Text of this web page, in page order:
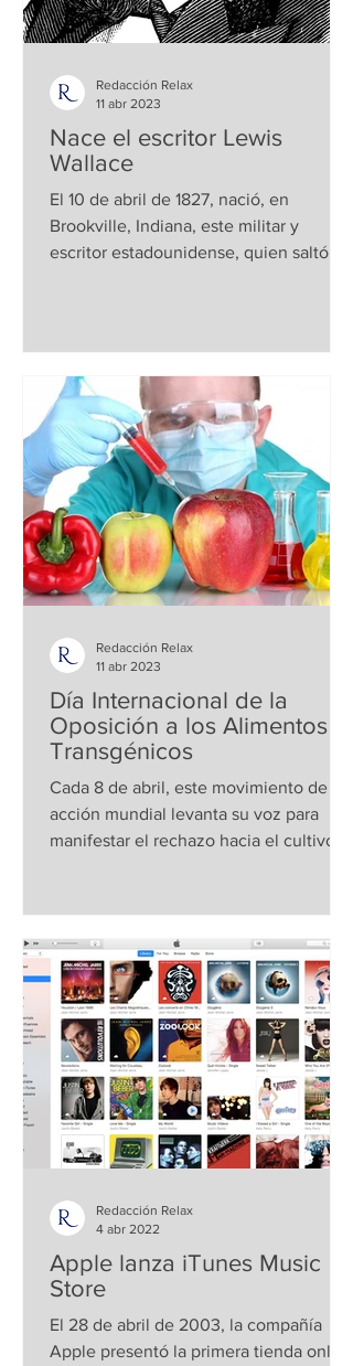
Nace el escritor Lewis
Wallace
El 10 de abril de 1827, nació, en
Brookville, Indiana, este militar y
escritor estadounidense, quien saltó a
Redacción Relax
11 abr 2023
Día Internacional de la
Oposición a los Alimentos
Transgénicos
Cada 8 de abril, este movimiento de
acción mundial levanta su voz para
manifestar el rechazo hacia el cultivo y
Redacción Relax
11 abr 2023
Apple lanza iTunes Music
Store
El 28 de abril de 2003, la compañía
Apple presentó la primera tienda online
Redacción Relax
4 abr 2022